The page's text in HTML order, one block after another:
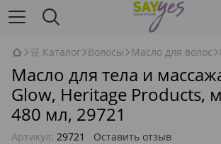
🛒 Каталог Волосы Масло для волос
Масло для тела и
Glow, Heritage Products,
480 мл, 29721
Артикул: 29721 Оставить отзыв